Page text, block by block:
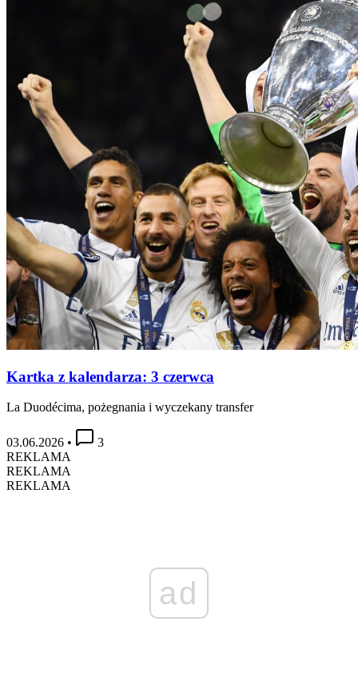
Kartka z kalendarza: 3 czerwca
La Duodécima, pożegnania i wyczekany transfer
03.06.2026 •
3
REKLAMA
REKLAMA
REKLAMA
ad